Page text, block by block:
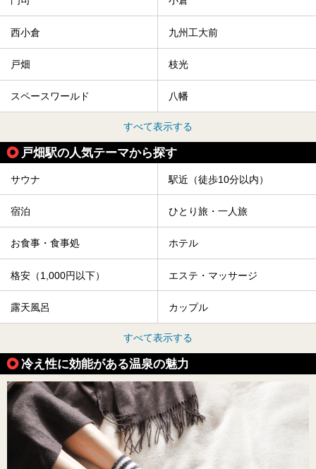
西小倉 九州工大前
戸畑 枝光
スペースワールド 八幡
すべて表示する
戸畑駅の人気テーマから探す
サウナ 駅近（徒歩10分以内）
宿泊 ひとり旅・一人旅
お食事・食事処 ホテル
格安（1,000円以下） エステ・マッサージ
露天風呂 カップル
すべて表示する
冷え性に効能がある温泉の魅力